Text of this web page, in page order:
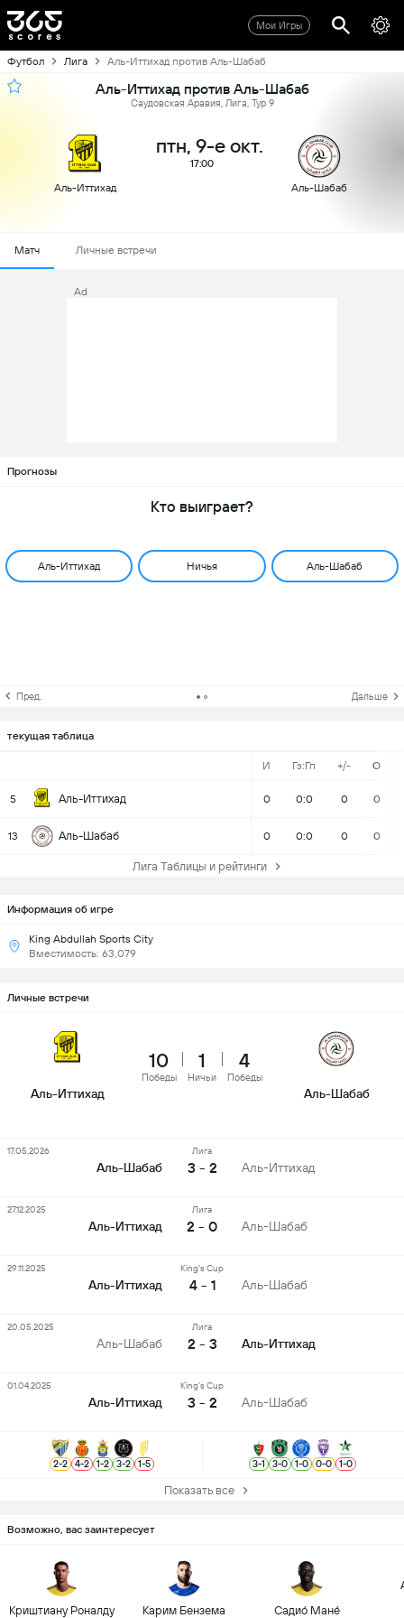
Мои Игры
Футбол Лига Аль-Иттихад против Аль-Шабаб
Аль-Иттихад против Аль-Шабаб
Саудовская Аравия, Лига, Тур 9
Аль-Иттихад
птн, 9-е окт.
17:00
Аль-Шабаб
Матч Личные встречи
Ad
Прогнозы
Кто выиграет?
Аль-Иттихад Ничья Аль-Шабаб
Пред. Дальше
текущая таблица
И Гз:Гп +/- О
5 Аль-Иттихад 0 0:0 0 0
13 Аль-Шабаб 0 0:0 0 0
Лига Таблицы и рейтинги
Информация об игре
King Abdullah Sports City
Вместимость: 63,079
Личные встречи
Аль-Иттихад
10
Победы
1
Ничьи
4
Победы
Аль-Шабаб
Аль-Шабаб
Лига
3 - 2 Аль-Иттихад
17.05.2026
Аль-Иттихад
Лига
2 - 0 Аль-Шабаб
27.12.2025
Аль-Иттихад
King's Cup
4 - 1 Аль-Шабаб
29.11.2025
Аль-Шабаб
Лига
2 - 3 Аль-Иттихад
20.05.2025
Аль-Иттихад
King's Cup
3 - 2 Аль-Шабаб
01.04.2025
2-2 4-2 1-2 3-2 1-5 3-1 3-0 1-0 0-0 1-0
Показать все
Возможно, вас заинтересует
Криштиану Роналду Карим Бензема Садио́ Мане́